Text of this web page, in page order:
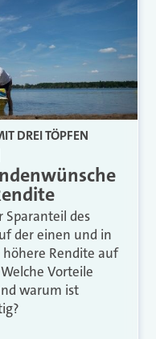
DREI TÖPFEN
Sparanteil des
der einen und in
Rendite auf
Vorteile
warum ist